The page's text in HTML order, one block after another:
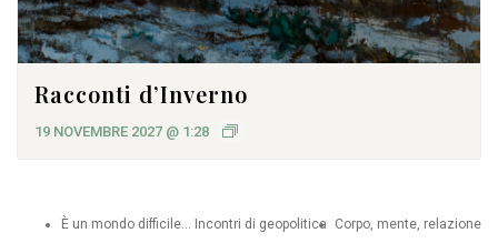
Racconti d’Inverno
19 NOVEMBRE 2027 @ 1:28
È un mondo difficile… Incontri di geopolitica Corpo, mente, relazione